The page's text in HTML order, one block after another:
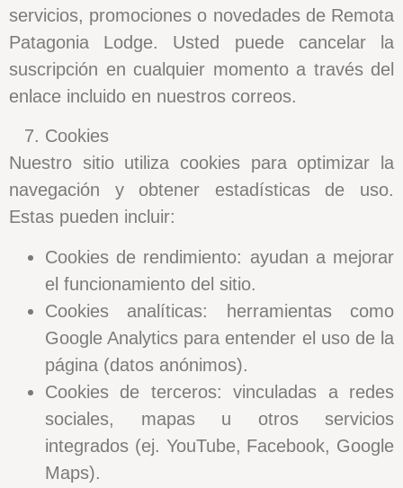
servicios, promociones o novedades de Remota
Patagonia Lodge. Usted puede cancelar la
suscripción en cualquier momento a través del
enlace incluido en nuestros correos.
Cookies
Nuestro sitio utiliza cookies para optimizar la
navegación y obtener estadísticas de uso.
Estas pueden incluir:
Cookies de rendimiento: ayudan a mejorar
el funcionamiento del sitio.
Cookies analíticas:
herramientas como
Google Analytics para entender el uso de la
página (datos anónimos).
Cookies de terceros: vinculadas a redes
sociales, mapas u otros servicios
integrados (ej. YouTube, Facebook, Google
Maps).